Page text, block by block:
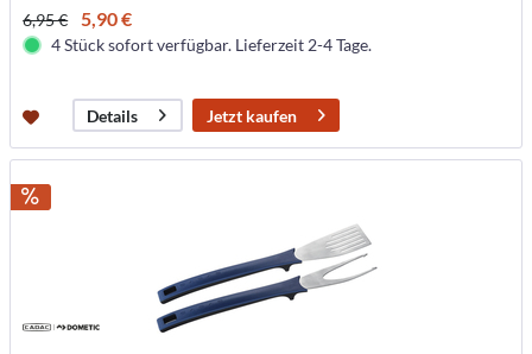
6,95 € 5,90 €
4 Stück sofort verfügbar. Lieferzeit 2-4 Tage.
Details Jetzt kaufen